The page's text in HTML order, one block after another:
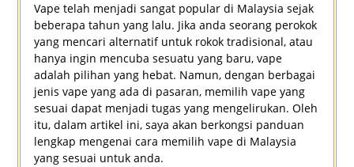
Vape telah menjadi sangat popular di Malaysia sejak
beberapa tahun yang lalu. Jika anda seorang perokok
yang mencari alternatif untuk rokok tradisional, atau
hanya ingin mencuba sesuatu yang baru, vape
adalah pilihan yang hebat. Namun, dengan berbagai
jenis vape yang ada di pasaran, memilih vape yang
sesuai dapat menjadi tugas yang mengelirukan. Oleh
itu, dalam artikel ini, saya akan berkongsi panduan
lengkap mengenai cara memilih vape di Malaysia
yang sesuai untuk anda.